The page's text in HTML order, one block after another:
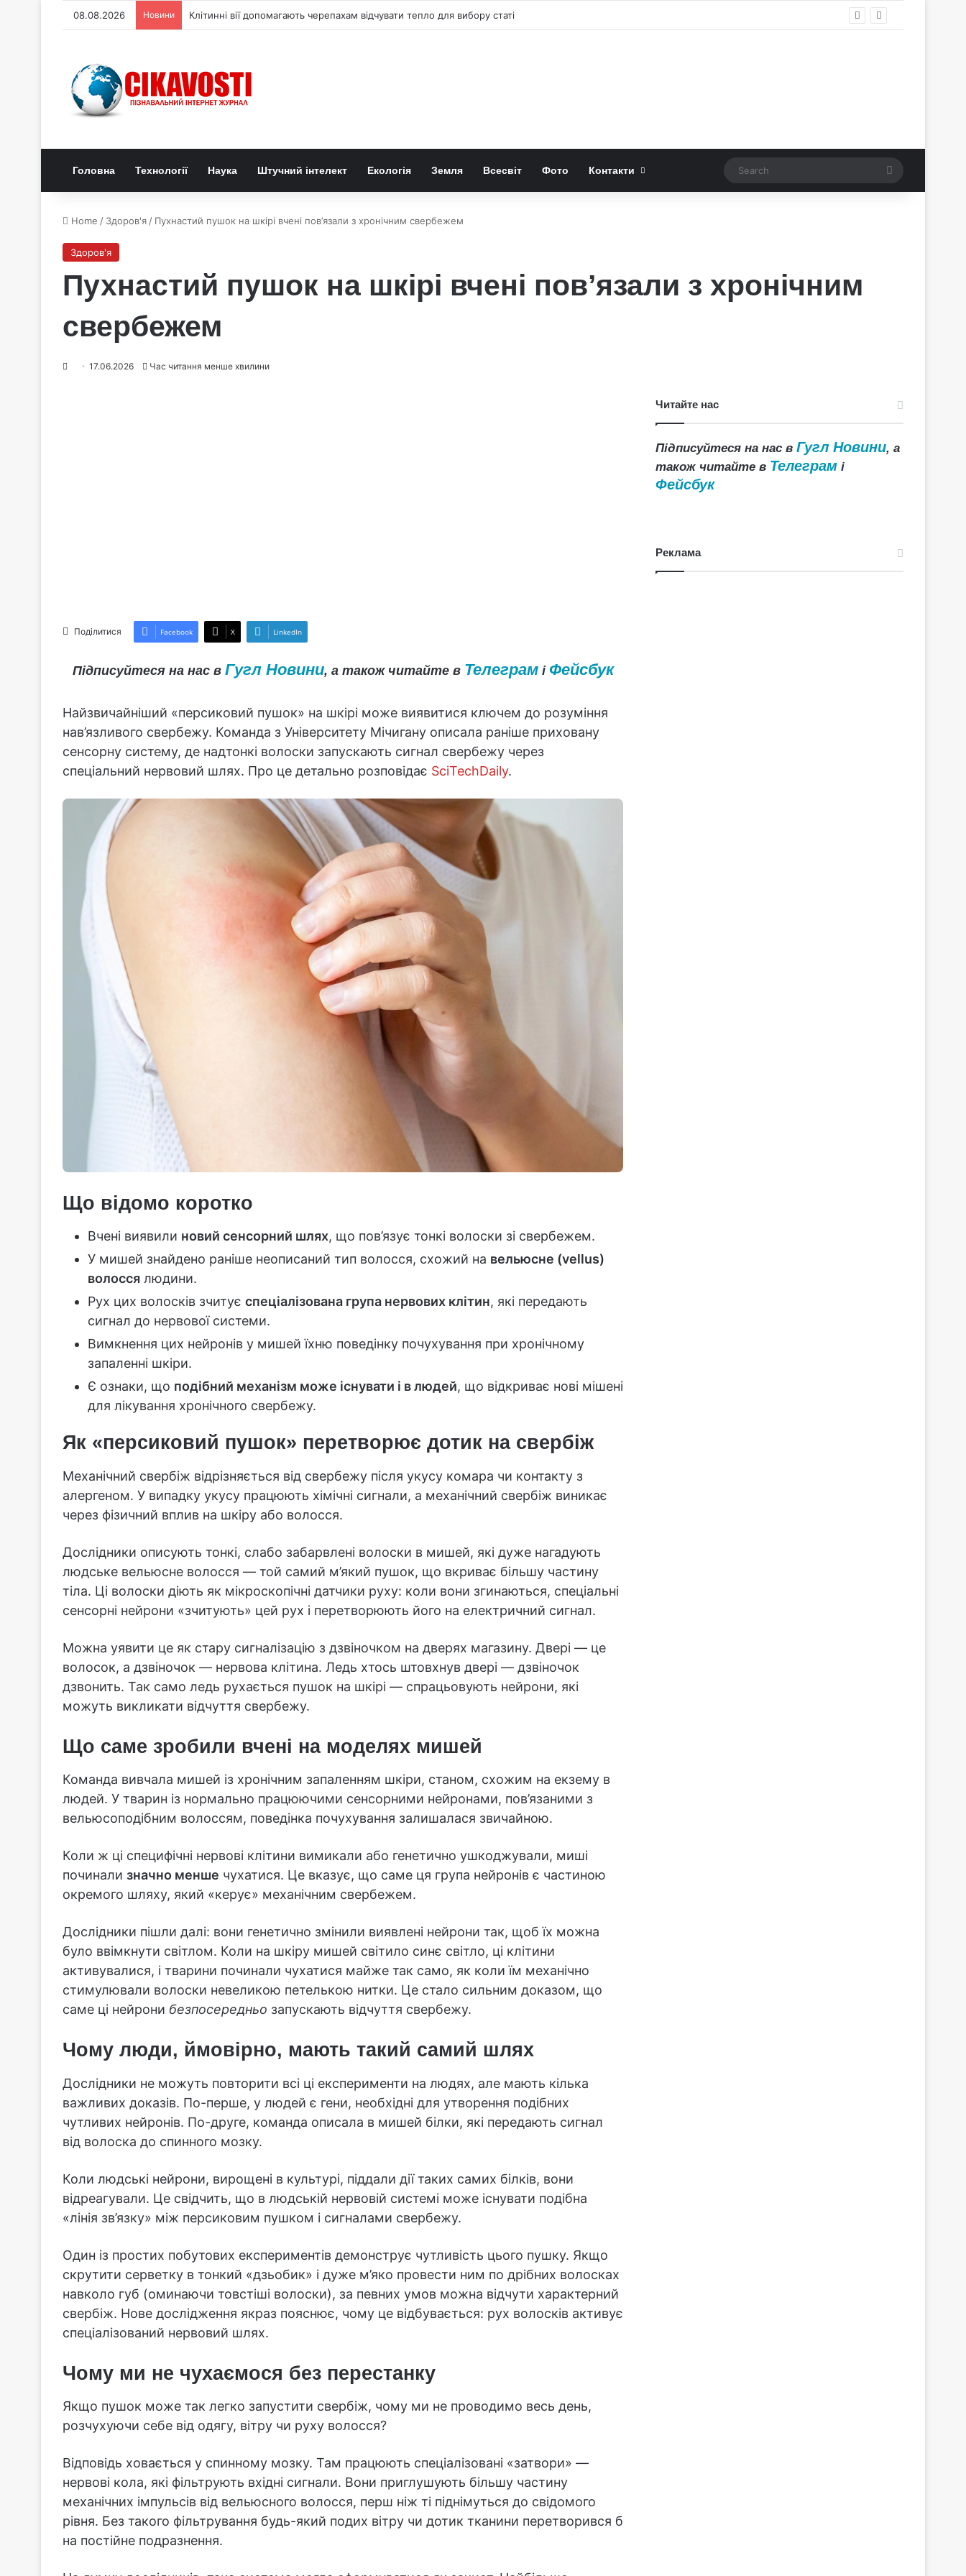
08.08.2026 Новини Клітинні вії допомагають черепахам відчувати тепло для вибору статі
Головна Технології Наука Штучний інтелект Екологія Земля Всесвіт Фото Контакти Search
Home / Здоров'я / Пухнастий пушок на шкірі вчені пов’язали з хронічним свербежем
Здоров'я
Пухнастий пушок на шкірі вчені пов’язали з хронічним
свербежем
17.06.2026 Час читання менше хвилини
Поділитися Facebook X LinkedIn
Підписуйтеся на нас в Гугл Новини, а також читайте в Телеграмі Фейсбук
Найзвичайніший «персиковий пушок» на шкірі може виявитися ключем до розуміння
нав’язливого свербежу. Команда з Університету Мічигану описала раніше приховану
сенсорну систему, де надтонкі волоски запускають сигнал свербежу через
спеціальний нервовий шлях. Про це детально розповідає SciTechDaily.
Що відомо коротко
Вчені виявили новий сенсорний шлях, що пов’язує тонкі волоски зі свербежем.
У мишей знайдено раніше неописаний тип волосся, схожий на вельюсне (vellus)
волосся людини.
Рух цих волосків зчитує спеціалізована група нервових клітин, які передають
сигнал до нервової системи.
Вимкнення цих нейронів у мишейїхню поведінку почухування при хронічному
запаленні шкіри.
Є ознаки, що подібний механізм може існувати і в людей, що відкриває нові мішені
для лікування хронічного свербежу.
Як «персиковий пушок» перетворює дотик на свербіж
Механічний свербіж відрізняється від свербежу після укусу комара чи контакту з
алергеном. У випадку укусу працюють хімічні сигнали, а механічний свербіж виникає
через фізичний вплив на шкіру або волосся.
Дослідники описують тонкі, слабо забарвлені волоски в мишей, які дуже нагадують
людське вельюсне волосся — той самий м’який пушок, що вкриває більшу частину
тіла. Ці волоски діють як мікроскопічні датчики руху: коли вони згинаються, спеціальні
сенсорні нейрони «зчитують» цей рух і перетворюють його на електричний сигнал.
Можна уявити це як стару сигналізацію з дзвіночком на дверях магазину. Двері — це
волосок, а дзвіночок — нервова клітина. Ледь хтось штовхнув двері — дзвіночок
дзвонить. Так само ледь рухається пушок на шкірі — спрацьовують нейрони, які
можуть викликати відчуття свербежу.
Що саме зробили вчені на моделях мишей
Команда вивчала мишей із хронічним запаленням шкіри, станом, схожим на екзему в
людей. У тварин із нормально працюючими сенсорними нейронами, пов’язаними з
вельюсоподібним волоссям, поведінка почухування залишалася звичайною.
Коли ж ці специфічні нервові клітини вимикали або генетично ушкоджували, миші
починали значно менше чухатися. Це вказує, що саме ця група нейронів є частиною
окремого шляху, який «керує» механічним свербежем.
Дослідники пішли далі: вони генетично змінили виявлені нейрони так, щоб їх можна
було ввімкнути світлом. Коли на шкіру мишей світило синє світло, ці клітини
активувалися, і тварини починали чухатися майже так само, як коли їм механічно
стимулювали волоски невеликою петелькою нитки. Це стало сильним доказом, що
саме ці нейрони безпосередньо запускають відчуття свербежу.
Чому люди, ймовірно, мають такий самий шлях
Дослідники не можуть повторити всі ці експерименти на людях, але мають кілька
важливих доказів. По-перше, у людей є гени, необхідні для утворення подібних
чутливих нейронів. По-друге, команда описала в мишей білки, які передають сигнал
від волоска до спинного мозку.
Коли людські нейрони, вирощені в культурі, піддали дії таких самих білків, вони
відреагували. Це свідчить, що в людській нервовій системі може існувати подібна
«лінія зв’язку» між персиковим пушком і сигналами свербежу.
Один із простих побутових експериментів демонструє чутливість цього пушку. Якщо
скрутити серветку в тонкий «дзьобик» і дуже м’яко провести ним по дрібних волосках
навколо губ (оминаючи товстіші волоски), за певних умов можна відчути характерний
свербіж. Нове дослідження якраз пояснює, чому це відбувається: рух волосків активує
спеціалізований нервовий шлях.
Чому ми не чухаємося без перестанку
Якщо пушок може так легко запустити свербіж, чому ми не проводимо весь день,
розчухуючи себе від одягу, вітру чи руху волосся?
Відповідь ховається у спинному мозку. Там працюють спеціалізовані «затвори» —
нервові кола, які фільтрують вхідні сигнали. Вони приглушують більшу частину
механічних імпульсів від вельюсного волосся, перш ніж ті піднімуться до свідомого
рівня. Без такого фільтрування будь-який подих вітру чи дотик тканини перетворився б
на постійне подразнення.
Читайте нас
Підписуйтеся на нас вГугл Новини, а
також читайте в Телеграм і
Фейсбук
Реклама